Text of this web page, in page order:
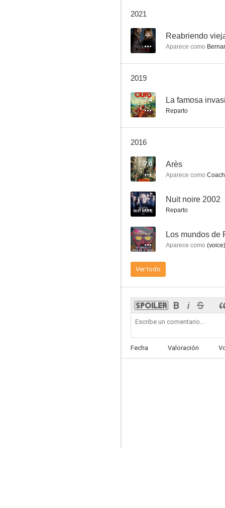
--
Eat the Night
--
2021
-- Reabriendo
Aparece como
2019
7.4
Reparto
2016
7.0 Arès
Aparece como Coach
-- Nuit noire 2002
Reparto
-- Los mundos de
Aparece como (voice)
Ver todo
Fecha Valoración